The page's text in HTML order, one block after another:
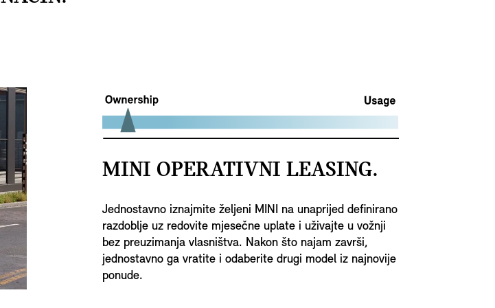
MINI OPERATIVNI LEASING.
Jednostavno iznajmite željeni MINI na unaprijed definirano
razdoblje uz redovite mjesečne uplate i uživajte u vožnji
bez preuzimanja vlasništva. Nakon što najam završi,
jednostavno ga vratite i odaberite drugi model iz najnovije
ponude.